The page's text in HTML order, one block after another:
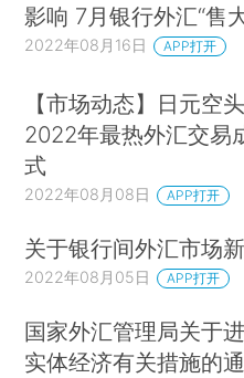
影响 7月银行外汇“售
2022年08月16日 APP打开
【市场动态】日元空
2022年最热外汇交易
式
2022年08月08日 APP打开
关于银行间外汇市场
2022年08月05日 APP打开
国家外汇管理局关于
实体经济有关措施的